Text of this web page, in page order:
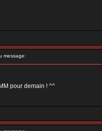
pour demain ! ^^